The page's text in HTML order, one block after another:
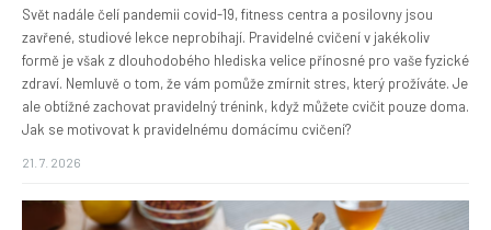
Svět nadále čelí pandemii covid-19, fitness centra a posilovny jsou
zavřené, studiové lekce neprobíhají. Pravidelné cvičení v jakékoliv
formě je však z dlouhodobého hlediska velice přínosné pro vaše fyzické
zdraví. Nemluvě o tom, že vám pomůže zmírnit stres, který prožíváte. Je
ale obtížné zachovat pravidelný trénink, když můžete cvičit pouze doma.
Jak se motivovat k pravidelnému domácímu cvičení?
21. 7. 2026